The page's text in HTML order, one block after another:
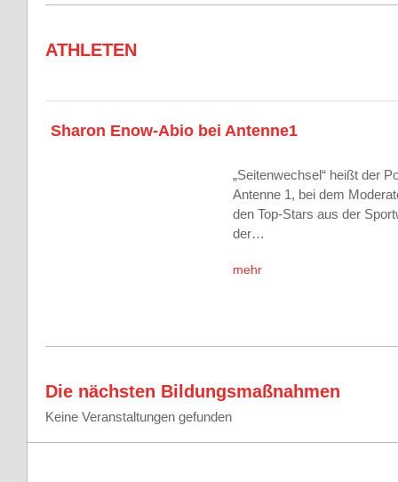
ATHLETEN
Sharon Enow-Abio bei Antenne1
„Seitenwechsel“ heißt der
Antenne 1, bei dem
den Top-Stars aus der
der…
mehr
Die nächsten Bildungsmaßnahmen
Keine Veranstaltungen gefunden